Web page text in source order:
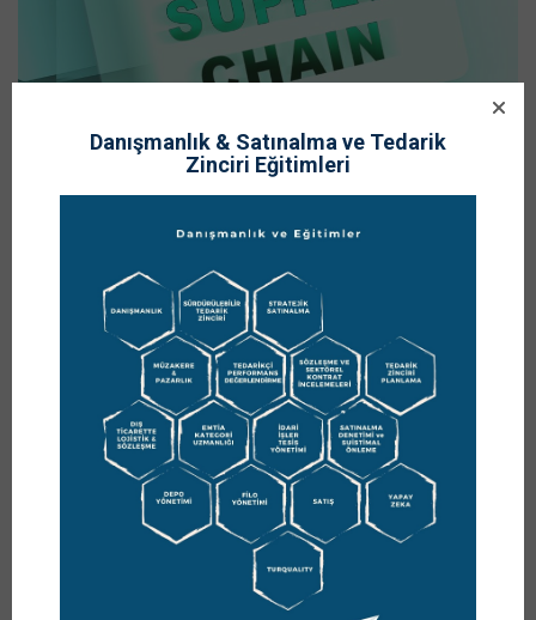
20
4. Parti Lojistik: Tedarik
Zinciri Entegratörü
PROF. DR. MURAT ERDAL
11. HAFTA 12. HAFTA,2. HAFTA 3. HAFTA
KOMBINE TAŞIMACILIK
SATINALMA VE TZY İLKELERI
T.Z. YÖNETIMI,
Danışmanlık & Satınalma ve Tedarik
Zinciri Eğitimleri